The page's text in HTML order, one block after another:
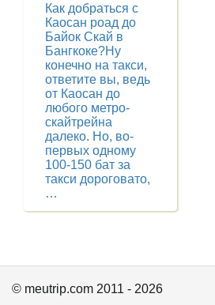
Как добраться с
Каосан роад до
Байок Скай в
Бангкоке?Ну
конечно на такси,
ответите вы, ведь
от Каосан до
любого метро-
скайтрейна
далеко. Но, во-
первых одному
100-150 бат за
такси дороговато,
…
© meutrip.com 2011 - 2026